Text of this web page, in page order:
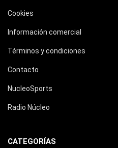
Cookies
Información comercial
Términos y condiciones
Contacto
NucleoSports
Radio Núcleo
CATEGORÍAS